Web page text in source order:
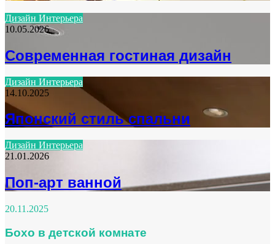
Дизайн Интерьера
10.05.2026
Современная гостиная дизайн
Дизайн Интерьера
14.10.2025
Японский стиль спальни
Дизайн Интерьера
21.01.2026
Поп-арт ванной
20.11.2025
Бохо в детской комнате